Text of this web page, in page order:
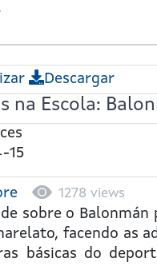
Descargar
na Escola:
15
about
Deportes
na
Escola:
1278 views
sobre o Balonmán
facendo as
básicas do